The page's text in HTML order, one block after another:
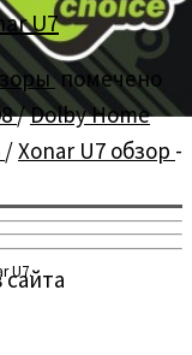
U7.
U7
помечено
/Dolby Home
/Xonar U7 обзор -